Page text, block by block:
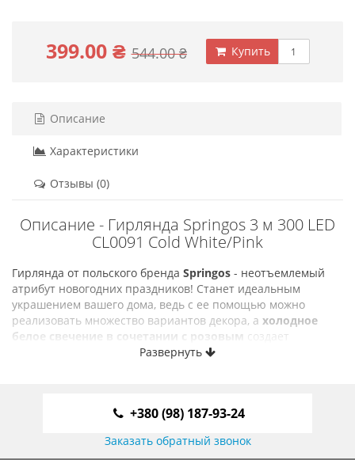
399.00 ₴ 544.00 ₴ Купить
Описание
Характеристики
Отзывы (0)
Описание - Гирлянда Springos 3 м 300 LED
CL0091 Cold White/Pink
Гирлянда от польского бренда Springos - неотъемлемый
атрибут новогодних праздников! Станет идеальным
украшением вашего дома, ведь с ее помощью можно
реализовать множество вариантов декора, а холодное
белое свечение в сочетании с розовым создает
несравненную магическую атмосферу и рождественское
энергоэффективных светодиодов в виде
капель росы. Питаются они от сети 220 В (
идет в комплекте). В отличие от аналогов, в данной
модели используется медный провод и более яркие и
Развернуть
+380 (98) 187-93-24
Заказать обратный звонок